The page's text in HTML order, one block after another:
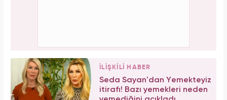
İLİŞKİLİ HABER
Seda Sayan'dan Yemekteyiz
itirafı! Bazı yemekleri neden